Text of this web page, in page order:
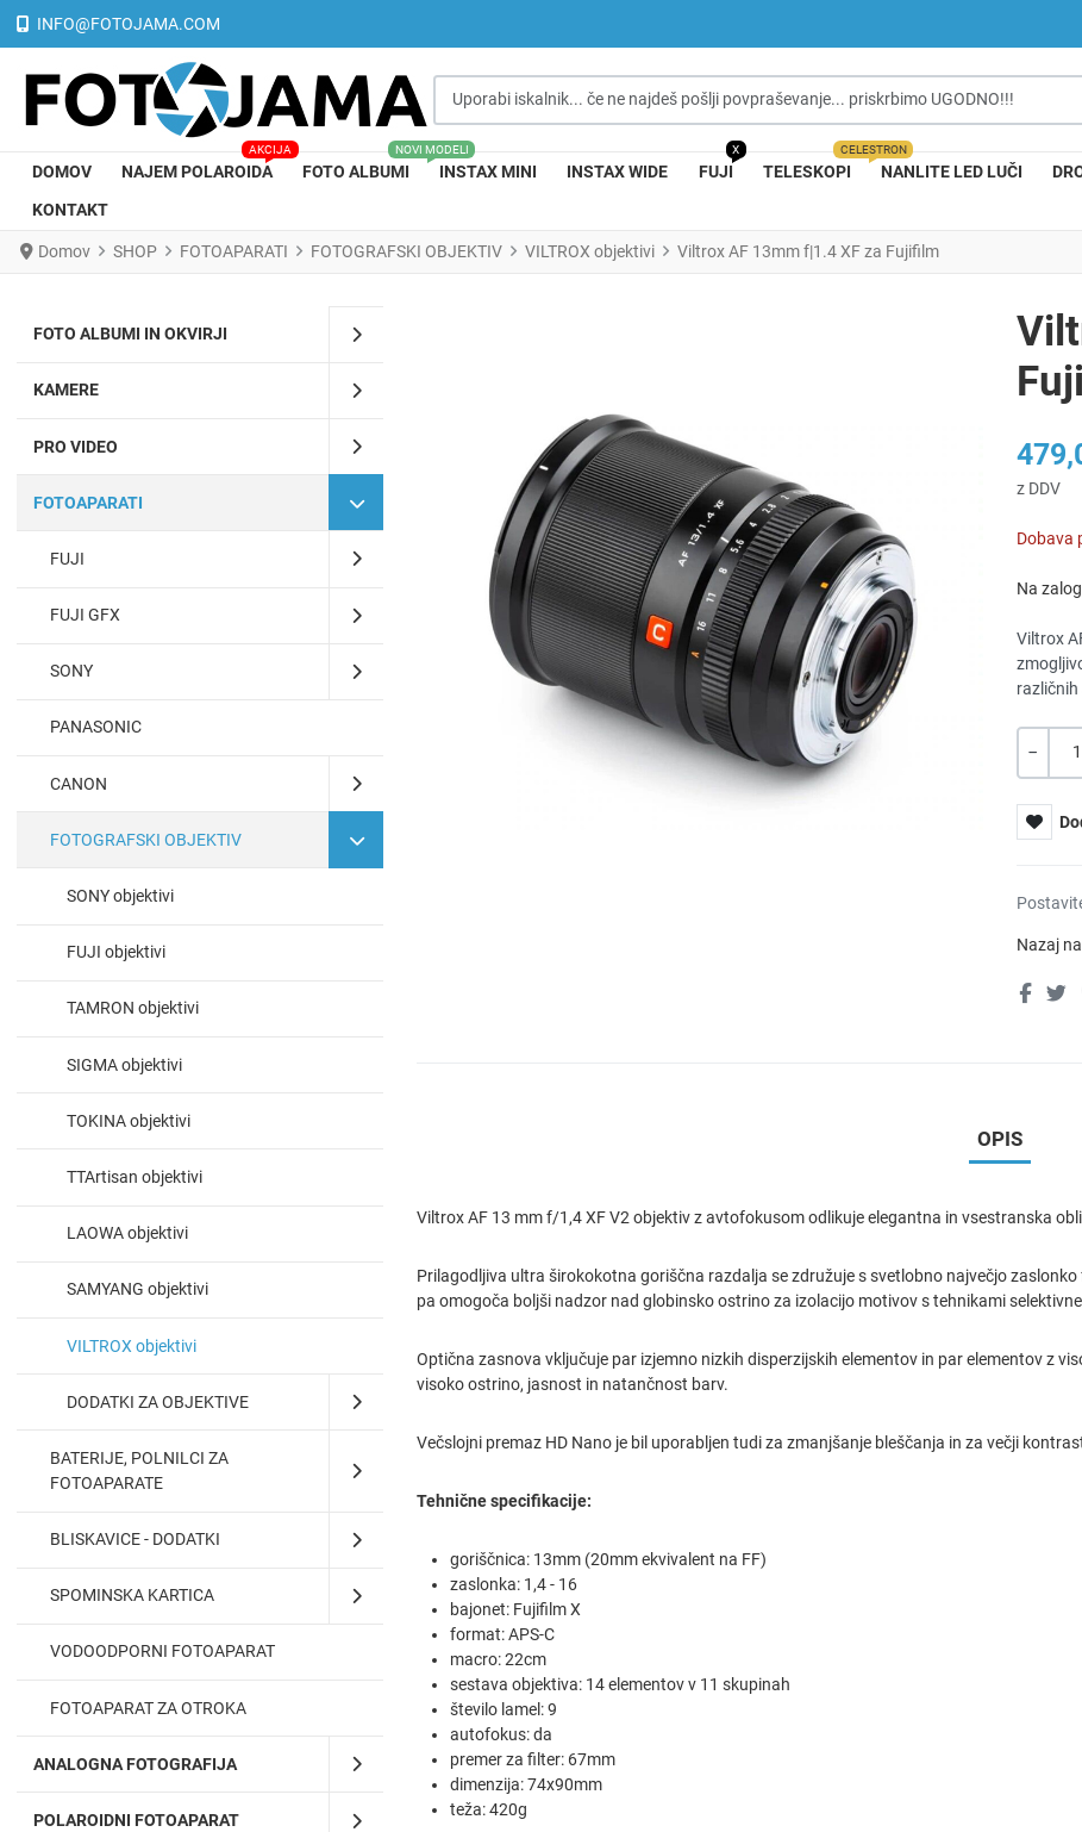
INFO@FOTOJAMA.COM
DOMOV NAJEM POLAROIDA
AKCIJA
FOTO ALBUMI
NOVI MODELI
INSTAX MINI INSTAX WIDE FUJI
X
TELESKOPI
CELESTRON
NANLITE LED LUČI
KONTAKT
Domov SHOP FOTOAPARATI FOTOGRAFSKI OBJEKTIV VILTROX objektivi Viltrox AF 13mm f|1.4 XF za Fujifilm
FOTO ALBUMI IN OKVIRJI
KAMERE
PRO VIDEO
FOTOAPARATI
FUJI
FUJI GFX
SONY
PANASONIC
CANON
FOTOGRAFSKI OBJEKTIV
SONY objektivi
FUJI objektivi
TAMRON objektivi
SIGMA objektivi
TOKINA objektivi
TTArtisan objektivi
LAOWA objektivi
SAMYANG objektivi
VILTROX objektivi
DODATKI ZA OBJEKTIVE
BATERIJE, POLNILCI ZA
FOTOAPARATE
BLISKAVICE - DODATKI
SPOMINSKA KARTICA
VODOODPORNI FOTOAPARAT
FOTOAPARAT ZA OTROKA
ANALOGNA FOTOGRAFIJA
POLAROIDNI FOTOAPARAT
z DDV
Dobava
Na
Viltrox
Nazaj
OPIS
Viltrox AF 13 mm f/1,4 XF V2 objektiv z avtofokusom odlikuje elegantna in vsestranska
Prilagodljiva ultra širokokotna goriščna razdalja se združuje s svetlobno največjo
pa omogoča boljši nadzor nad globinsko ostrino za izolacijo motivov s tehnikami
Optična zasnova vključuje par izjemno nizkih disperzijskih elementov in par elementov z
visoko ostrino, jasnost in natančnost barv.
Večslojni premaz HD Nano je bil uporabljen tudi za zmanjšanje bleščanja in za večji
Tehnične specifikacije:
goriščnica: 13mm (20mm ekvivalent na FF)
zaslonka: 1,4 - 16
bajonet: Fujifilm X
format: APS-C
macro: 22cm
sestava objektiva: 14 elementov v 11 skupinah
število lamel: 9
autofokus: da
premer za filter: 67mm
dimenzija: 74x90mm
teža: 420g